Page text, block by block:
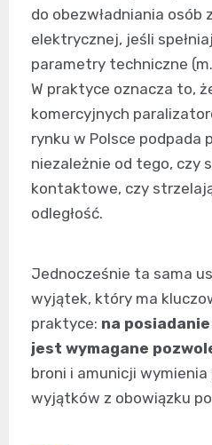
do obezwładniania osób
elektrycznej, jeśli
parametry techniczne
W praktyce oznacza to,
komercyjnych
rynku w Polsce podpada
niezależnie od tego, czy
kontaktowe, czy
odległość.
Jednocześnie ta sama
wyjątek, który ma
praktyce: na
jest wymagane
broni i amunicji
wyjątków z obowiązku